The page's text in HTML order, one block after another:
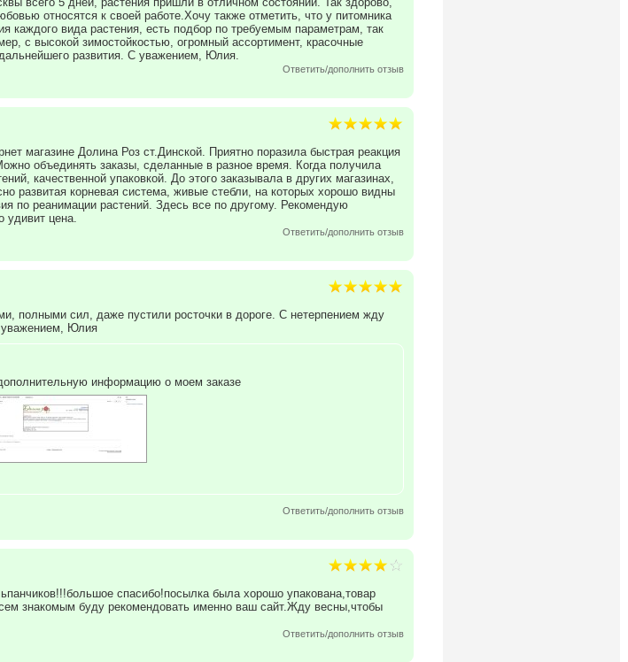
относятся к своей работе.Хочу также отметить, что у питомника
каждого вида растения, есть подбор по требуемым параметрам, так
с высокой зимостойкостью, огромный ассортимент, красочные
развития. С уважением, Юлия.
Ответить/дополнить отзыв
магазине Долина Роз ст.Динской. Приятно поразила быстрая реакция
объединять заказы, сделанные в разное время. Когда получила
качественной упаковкой. До этого заказывала в других магазинах,
развитая корневая система, живые стебли, на которых хорошо видны
по реанимации растений. Здесь все по другому. Рекомендую
удивит цена.
Ответить/дополнить отзыв
полными сил, даже пустили росточки в дороге. С нетерпением жду
Юлия
информацию о моем заказе
Ответить/дополнить отзыв
спасибо!посылка была хорошо упакована,товар
знакомым буду рекомендовать именно ваш сайт.Жду весны,чтобы
Ответить/дополнить отзыв